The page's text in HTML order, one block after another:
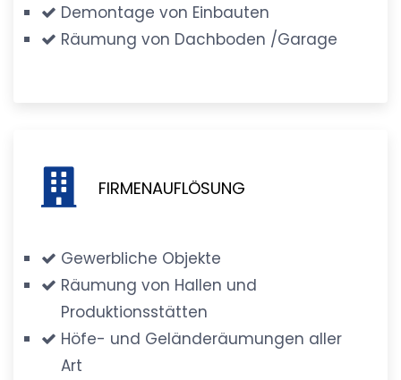
Demontage von Einbauten
Räumung von Dachboden /Garage
FIRMENAUFLÖSUNG
Gewerbliche Objekte
Räumung von Hallen und
Produktionsstätten
Höfe- und Geländeräumungen aller
Art